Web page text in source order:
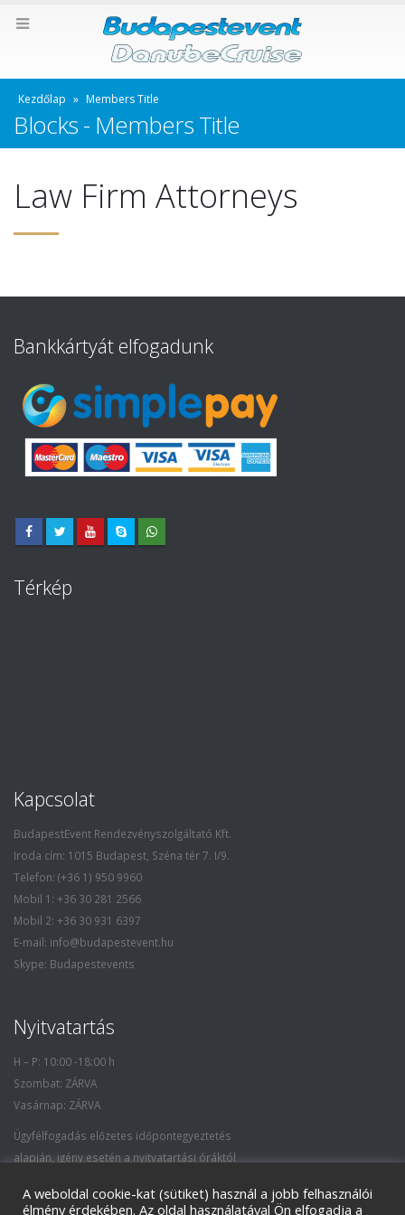
Kezdőlap » Members Title
Blocks - Members Title
Law Firm Attorneys
Bankkártyát elfogadunk
Térkép
Kapcsolat
BudapestEvent Rendezvényszolgáltató Kft.
Iroda cím: 1015 Budapest, Széna tér 7. I/9.
Telefon: (+36 1) 950 9960
Mobil 1: +36 30 281 2566
Mobil 2: +36 30 931 6397
E-mail: info@budapestevent.hu
Skype: Budapestevents
Nyitvatartás
H – P: 10:00 -18:00 h
Szombat: ZÁRVA
Vasárnap: ZÁRVA
Ügyfélfogadás előzetes időpontegyeztetés
alapján, igény esetén a nyitvatartási óráktól
A weboldal cookie-kat (sütiket) használ a jobb felhasználói
élmény érdekében. Az oldal használatával Ön elfogadja a